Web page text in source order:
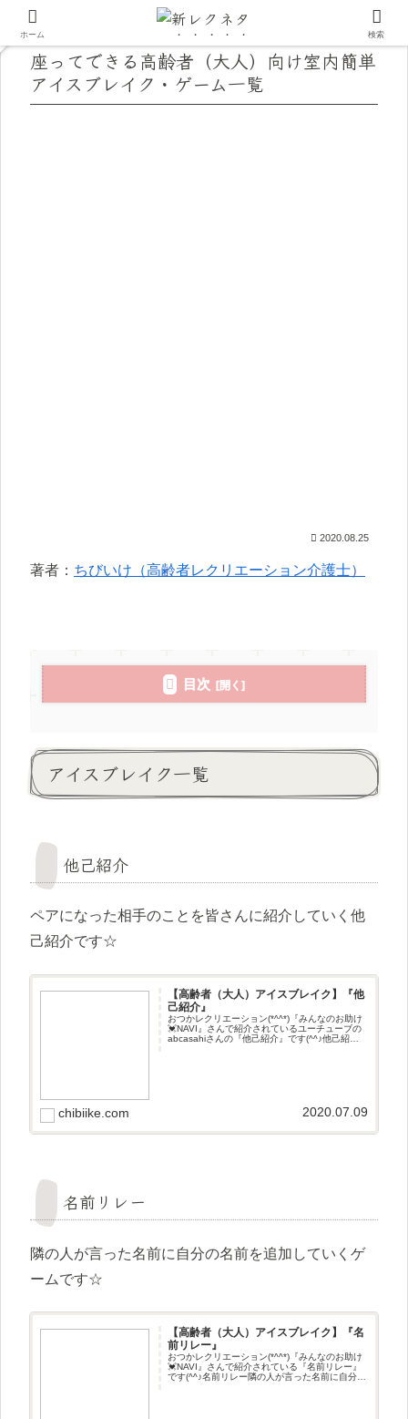
座ってできる高齢者（大人）向け室内簡単
アイスブレイク・ゲーム一覧
2020.08.25
著者： ちびいけ（高齢者レクリエーション介護士）
目次
アイスブレイク一覧
他己紹介
ペアになった相手のことを皆さんに紹介していく他
己紹介です☆
【高齢者（大人）アイスブレイク】『他
己紹介』
おつかレクリエーション(*^^*)『みんなのお助け
💓NAVI』さんで紹介されているユーチューブの
abcasahiさんの『他己紹介』です(^^♪他己紹介
chibiike.com 2020.07.09
名前リレー
隣の人が言った名前に自分の名前を追加していくゲ
ームです☆
【高齢者（大人）アイスブレイク】『名
前リレー』
おつかレクリエーション(*^^*)『みんなのお助け
💓NAVI』さんで紹介されている『名前リレー』
です(^^♪名前リレー隣の人が言った名前に自分の
ホーム 検索